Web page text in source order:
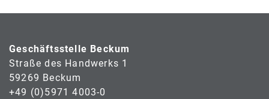
Geschäftsstelle Beckum
Straße des Handwerks 1
59269 Beckum
+49 (0)5971 4003-0